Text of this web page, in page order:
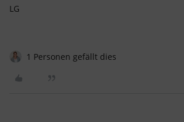
LG
1 Personen gefällt dies